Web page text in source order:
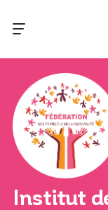
Institut